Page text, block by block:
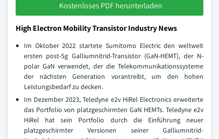
Kostenloses PDF herunterladen
High Electron Mobility Transistor Industry News
Im Oktober 2022 startete Sumitomo Electric den weltweit
ersten post-5g Galliumnitrid-Transistor (GaN-HEMT), der N-
polar GaN verwendet, der die Telekommunikationssysteme
der nächsten Generation vorantreibt, um den hohen
Leistungsbedarf zu decken.
Im Dezember 2023, Teledyne e2v HiRel Electronics erweiterte
das Portfolio von platzgeschirmten GaN HEMTs. Teledyne e2v
HiRel hat sein Portfolio durch die Einführung neuer
platzgeschirmter Versionen seiner Galliumnitrid-